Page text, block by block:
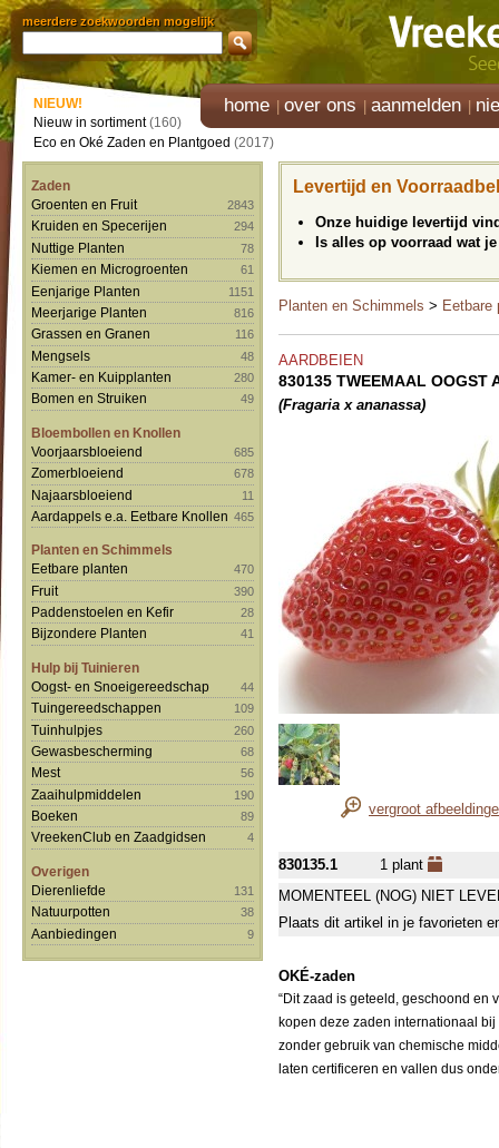
meerdere zoekwoorden mogelijk
home over ons aanmelden
NIEUW!
Nieuw in sortiment(160)
Eco en Oké Zaden en Plantgoed (2017)
Zaden
Groenten en Fruit
2843
Kruiden en Specerijen 294
Nuttige Planten 78
Kiemen en Microgroenten 61
Eenjarige Planten 1151
Meerjarige Planten 816
Grassen en Granen 116
Mengsels 48
Kamer- en Kuipplanten 280
Bomen en Struiken 49
Bloembollen en Knollen
Voorjaarsbloeiend
685
Zomerbloeiend 678
Najaarsbloeiend 11
Aardappels e.a. Eetbare Knollen 465
Planten en Schimmels
Eetbare planten
470
Fruit 390
Paddenstoelen en Kefir 28
Bijzondere Planten 41
Hulp bij Tuinieren
Oogst- en Snoeigereedschap
44
Tuingereedschappen 109
Tuinhulpjes 260
Gewasbescherming 68
Mest 56
Zaaihulpmiddelen 190
Boeken 89
VreekenClub en Zaadgidsen 4
Overigen
Dierenliefde
131
Natuurpotten 38
Aanbiedingen 9
Levertijd en
Onze huidige levertijd
Is alles op voorraad wat
Planten en Schimmels > Eetbare
AARDBEIEN
830135 TWEEMAAL OOGST
(Fragaria x ananassa)
vergroot
830135.1
1 plant
MOMENTEEL (NOG) NIET
Plaats dit artikel in je favorieten
OKÉ-zaden
“Dit zaad is geteeld, geschoond en
kopen deze zaden internationaal
zonder gebruik van chemische
laten certificeren en vallen dus